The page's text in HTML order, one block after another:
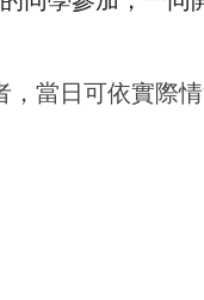
當日可依實際